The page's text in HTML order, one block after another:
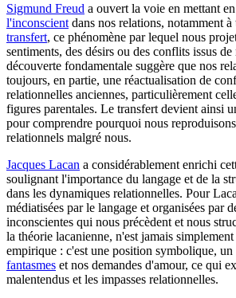
Sigmund Freud a ouvert la voie en mettant
l'inconscient dans nos relations, notamment
transfert, ce phénomène par lequel nous
sentiments, des désirs ou des conflits issus de
découverte fondamentale suggère que nos
toujours, en partie, une réactualisation de
relationnelles anciennes, particulièrement
figures parentales. Le transfert devient ainsi
pour comprendre pourquoi nous
relationnels malgré nous.
Jacques Lacan a considérablement enrichi
soulignant l'importance du langage et de la
dans les dynamiques relationnelles. Pour
médiatisées par le langage et organisées par
inconscientes qui nous précèdent et nous
la théorie lacanienne, n'est jamais
empirique : c'est une position symbolique,
fantasmes et nos demandes d'amour, ce qui
malentendus et les impasses relationnelles.